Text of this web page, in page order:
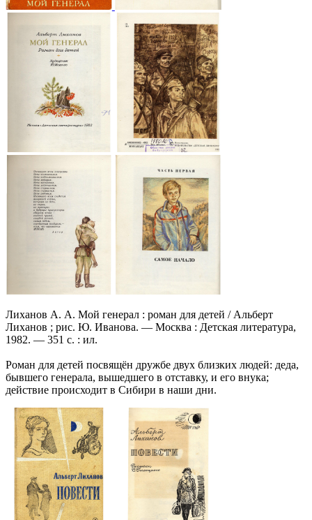
Лиханов А. А. Мой генерал : роман для детей / Альберт
Лиханов ; рис. Ю. Иванова. — Москва : Детская литература,
1982. — 351 с. : ил.
Роман для детей посвящён дружбе двух близких людей: деда,
бывшего генерала, вышедшего в отставку, и его внука;
действие происходит в Сибири в наши дни.